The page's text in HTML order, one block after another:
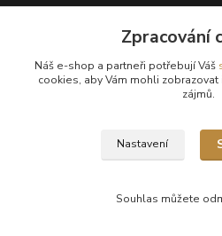
+420 602 647 136
(Po-Pá, 9-18 hod.)
Zpracování
Náš e-shop a partneři potřebují Váš
cookies, aby Vám mohli zobrazovat
zájmů.
Nastavení
Souhlas můžete